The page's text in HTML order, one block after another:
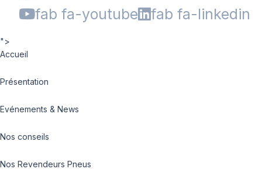
fab fa-youtube
fab fa-linkedin
">
Accueil
Présentation
Evénements & News
Nos conseils
Nos Revendeurs Pneus